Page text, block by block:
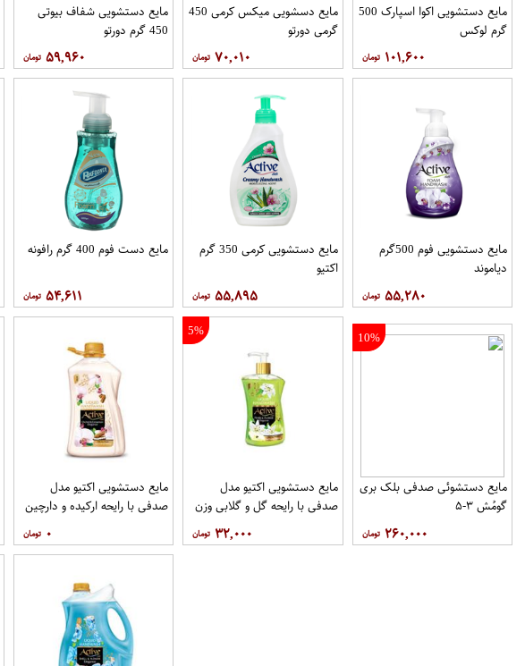
مایع دستشویی اکوا اسپارک 500
گرم لوکس
۱۰۱,۶۰۰
مایع دسشویی میکس کرمی 450
گرمی دورتو
۷۰,۰۱۰
مایع دستشویی شفاف بیوتی
450 گرم دورتو
۵۹,۹۶۰
مایع دستشویی فوم 500گرم
دیاموند
۵۵,۲۸۰
مایع دستشویی کرمی 350 گرم
اکتیو
۵۵,۸۹۵
مایع دست فوم 400 گرم رافونه
۵۴,۶۱۱
10%
مایع دستشوئی صدفی بلک بری
گومُش ۳-۵
۲۶۰,۰۰۰
5%
مایع دستشویی اکتیو مدل
صدفی با رایحه گل و گلابی وزن
۳۲,۰۰۰
مایع دستشویی اکتیو مدل
صدفی با رایحه ارکیده و دارچین
۰